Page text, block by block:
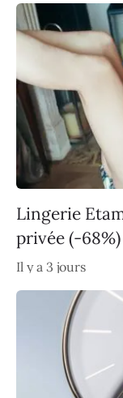
Lingerie
privée (-68%)
Il y a 3 jours